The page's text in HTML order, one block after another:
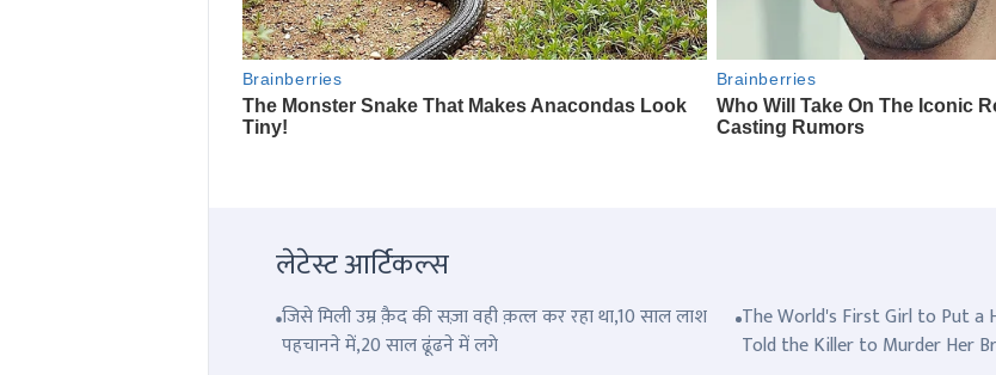
लेटेस्ट आर्टिकल्स
जिसे मिली उम्र क़ैद की सज़ा वही क़त्ल कर रहा था,10 साल लाश
पहचानने में,20 साल ढूंढने में लगे
The World's First Girl to Put a
Told the Killer to Murder Her